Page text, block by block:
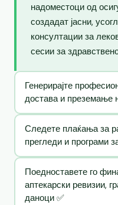
надоместоци од
создадат јасни,
консултации за
сесии за
Генерирајте
достава и преземање
Следете плаќања за
прегледи и програми
Поедноставете го
аптекарски ревизии,
даноци ✅